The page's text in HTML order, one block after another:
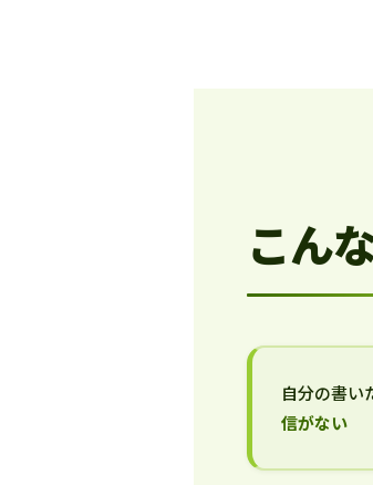
こん
自分の書い
信がない